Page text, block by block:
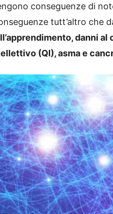
conseguenze di
tutt’altro che
danni al
(QI), asma e